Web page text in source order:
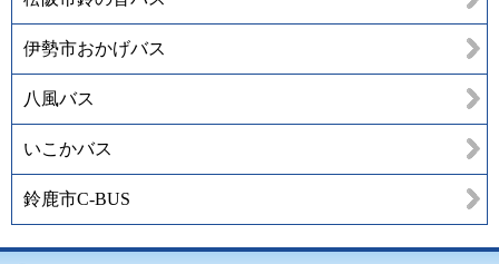
伊勢市おかげバス
八風バス
いこかバス
鈴鹿市C-BUS